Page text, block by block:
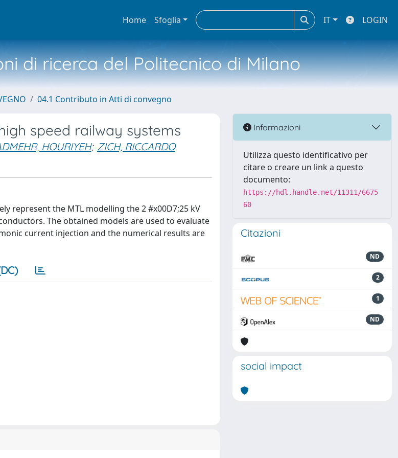
Home Sfoglia IT LOGIN
di ricerca del Politecnico di Milano
04.1 Contributo in Atti di convegno
speed railway systems
HOURIYEH; ZICH, RICCARDO
represent the MTL modelling the 2 #x00D7;25 kV
The obtained models are used to evaluate
current injection and the numerical results are
Informazioni
Utilizza questo identificativo per
citare o creare un link a questo
documento:
https://hdl.handle.net/11311/6675
60
Citazioni
ND
2
1
ND
social impact